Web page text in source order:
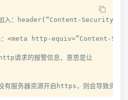
： header( “ Content-Security-
<meta http-equiv=”Content-
http请求的报警信息，意思是让
有服务器资源开启 https ，则会导致资源